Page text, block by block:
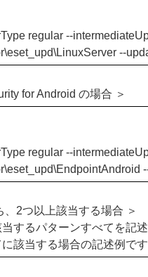
regular --
--
for Android の場合 ＞
regular --
、2つ以上該当する場合 ＞
するパターンすべてを記
該当する場合の記述例で